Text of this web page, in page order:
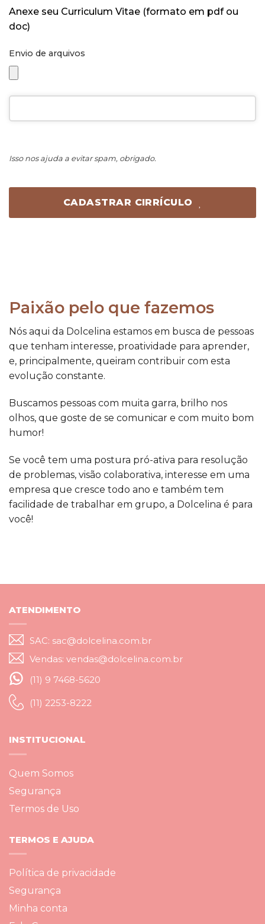
Anexe seu Curriculum Vitae (formato em pdf ou
doc)
Envio de arquivos
Isso nos ajuda a evitar spam, obrigado.
CADASTRAR CIRRÍCULO
em
branco
Paixão pelo que fazemos
Nós aqui da Dolcelina estamos em busca de pessoas
que tenham interesse, proatividade para aprender,
e, principalmente, queiram contribuir com esta
evolução constante.
Buscamos pessoas com muita garra, brilho nos
olhos, que goste de se comunicar e com muito bom
humor!
Se você tem uma postura pró-ativa para resolução
de problemas, visão colaborativa, interesse em uma
empresa que cresce todo ano e também tem
facilidade de trabalhar em grupo, a Dolcelina é para
você!
ATENDIMENTO
SAC: sac@dolcelina.com.br
Vendas: vendas@dolcelina.com.br
(11) 9 7468-5620
(11) 2253-8222
INSTITUCIONAL
Quem Somos
Segurança
Termos de Uso
TERMOS E AJUDA
Política de privacidade
Segurança
Minha conta